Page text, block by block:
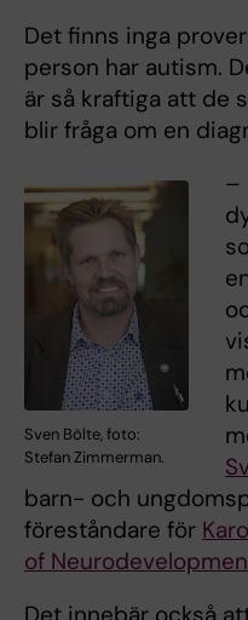
Det finns inga
person har autism.
är så kraftiga att de
blir fråga om en
Sven Bölte, foto:
Stefan Zimmerman.
–
barn- och
föreståndare för
of